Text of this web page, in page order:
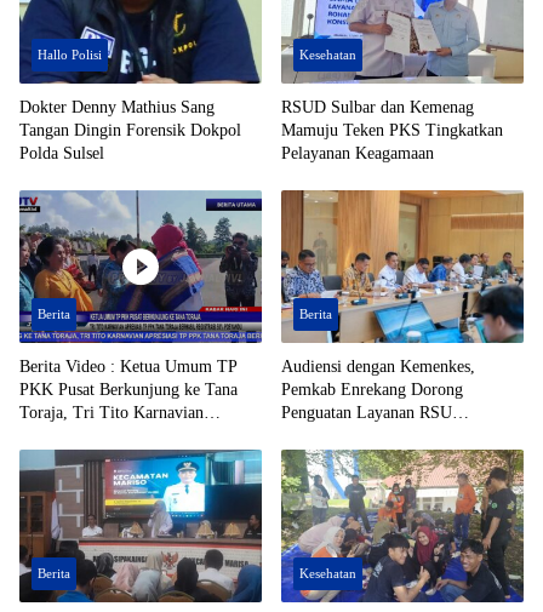
Hallo Polisi
Dokter Denny Mathius Sang
Tangan Dingin Forensik Dokpol
Polda Sulsel
Kesehatan
RSUD Sulbar dan Kemenag
Mamuju Teken PKS Tingkatkan
Pelayanan Keagamaan
Berita
Berita Video : Ketua Umum TP
PKK Pusat Berkunjung ke Tana
Toraja, Tri Tito Karnavian
Berhasil Registrasi 50% Posyandu
Berita
Audiensi dengan Kemenkes,
Pemkab Enrekang Dorong
Penguatan Layanan RSU
Berita Kesehatan